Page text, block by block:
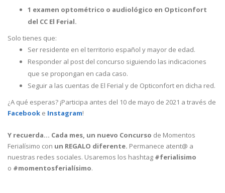
1 examen optométrico o audiológico en Opticonfort
del CC El Ferial.
Solo tienes que:
Ser residente en el territorio español y mayor de edad.
Responder al post del concurso siguiendo las indicaciones
que se propongan en cada caso.
Seguir a las cuentas de El Ferial y de Opticonfort en dicha red.
¿A qué esperas? ¡Participa antes del 10 de mayo de 2021 a través de
Facebook e Instagram!
Y recuerda... Cada mes, un nuevo Concurso de Momentos
Ferialísimo con un REGALO diferente. Permanece atent@ a
nuestras redes sociales. Usaremos los hashtag #ferialisimo
o #momentosferialísimo.